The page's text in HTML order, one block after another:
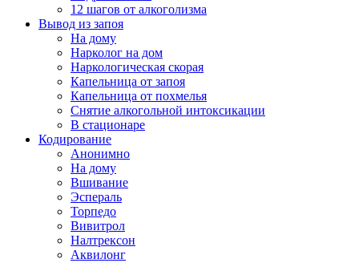
12 шагов от алкоголизма
Вывод из запоя
На дому
Нарколог на дом
Наркологическая скорая
Капельница от запоя
Капельница от похмелья
Снятие алкогольной интоксикации
В стационаре
Кодирование
Анонимно
На дому
Вшивание
Эспераль
Торпедо
Вивитрол
Налтрексон
Аквилонг